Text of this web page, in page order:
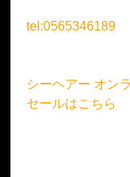
tel:0565346189
シーヘアー オン
セールはこちら